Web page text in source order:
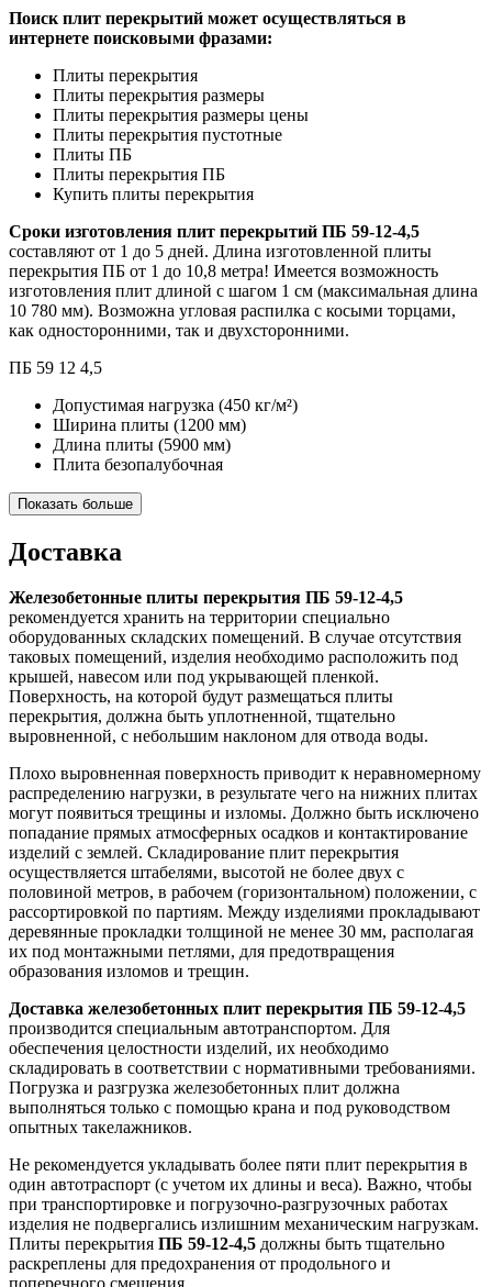
Поиск плит перекрытий может осуществляться в
интернете поисковыми фразами:
Плиты перекрытия
Плиты перекрытия размеры
Плиты перекрытия размеры цены
Плиты перекрытия пустотные
Плиты ПБ
Плиты перекрытия ПБ
Купить плиты перекрытия
Сроки изготовления плит перекрытий ПБ 59-12-4,5
составляют от 1 до 5 дней. Длина изготовленной плиты
перекрытия ПБ от 1 до 10,8 метра! Имеется возможность
изготовления плит длиной с шагом 1 см (максимальная длина
10 780 мм). Возможна угловая распилка с косыми торцами,
как односторонними, так и двухсторонними.
ПБ 59 12 4,5
Допустимая нагрузка (450 кг/м²)
Ширина плиты (1200 мм)
Длина плиты (5900 мм)
Плита безопалубочная
Показать больше
Доставка
Железобетонные плиты перекрытия ПБ 59-12-4,5
рекомендуется хранить на территории специально
оборудованных складских помещений. В случае отсутствия
таковых помещений, изделия необходимо расположить под
крышей, навесом или под укрывающей пленкой.
Поверхность, на которой будут размещаться плиты
перекрытия, должна быть уплотненной, тщательно
выровненной, с небольшим наклоном для отвода воды.
Плохо выровненная поверхность приводит к неравномерному
распределению нагрузки, в результате чего на нижних плитах
могут появиться трещины и изломы. Должно быть исключено
попадание прямых атмосферных осадков и контактирование
изделий с землей. Складирование плит перекрытия
осуществляется штабелями, высотой не более двух с
половиной метров, в рабочем (горизонтальном) положении, с
рассортировкой по партиям. Между изделиями прокладывают
деревянные прокладки толщиной не менее 30 мм, располагая
их под монтажными петлями, для предотвращения
образования изломов и трещин.
Доставка железобетонных плит перекрытия ПБ 59-12-4,5
производится специальным автотранспортом. Для
обеспечения целостности изделий, их необходимо
складировать в соответствии с нормативными требованиями.
Погрузка и разгрузка железобетонных плит должна
выполняться только с помощью крана и под руководством
опытных такелажников.
Не рекомендуется укладывать более пяти плит перекрытия в
один автотраспорт (с учетом их длины и веса). Важно, чтобы
при транспортировке и погрузочно-разгрузочных работах
изделия не подвергались излишним механическим нагрузкам.
Плиты перекрытия ПБ 59-12-4,5 должны быть тщательно
раскреплены для предохранения от продольного и